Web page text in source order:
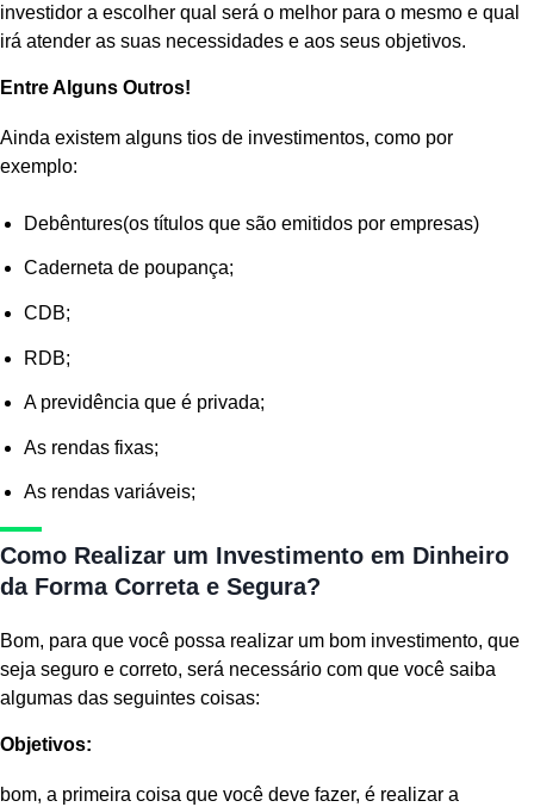
investidor a escolher qual será o melhor para o mesmo e qual
irá atender as suas necessidades e aos seus objetivos.
Entre Alguns Outros!
Ainda existem alguns tios de investimentos, como por
exemplo:
Debêntures(os títulos que são emitidos por empresas)
Caderneta de poupança;
CDB;
RDB;
A previdência que é privada;
As rendas fixas;
As rendas variáveis;
Como Realizar um Investimento em Dinheiro
da Forma Correta e Segura?
Bom, para que você possa realizar um bom investimento, que
seja seguro e correto, será necessário com que você saiba
algumas das seguintes coisas:
Objetivos:
bom, a primeira coisa que você deve fazer, é realizar a